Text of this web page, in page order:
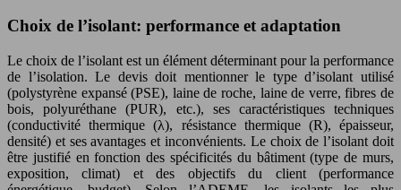
Choix de l’isolant: performance et adaptation
Le choix de l’isolant est un élément déterminant pour la performance
de l’isolation. Le devis doit mentionner le type d’isolant utilisé
(polystyrène expansé (PSE), laine de roche, laine de verre, fibres de
bois, polyuréthane (PUR), etc.), ses caractéristiques techniques
(conductivité thermique (λ), résistance thermique (R), épaisseur,
densité) et ses avantages et inconvénients. Le choix de l’isolant doit
être justifié en fonction des spécificités du bâtiment (type de murs,
exposition, climat) et des objectifs du client (performance